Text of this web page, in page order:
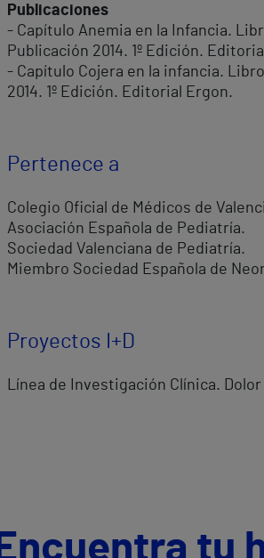
Publicaciones
- Capítulo Anemia en la Infancia.
Publicación 2014. 1º Edición.
- Capítulo Cojera en la infancia.
2014. 1º Edición. Editorial Ergon.
Pertenece a
Colegio Oficial de Médicos de
Asociación Española de Pediatría.
Sociedad Valenciana de Pediatría.
Miembro Sociedad Española de
Proyectos I+D
Línea de Investigación Clínica.
Encuentra tu